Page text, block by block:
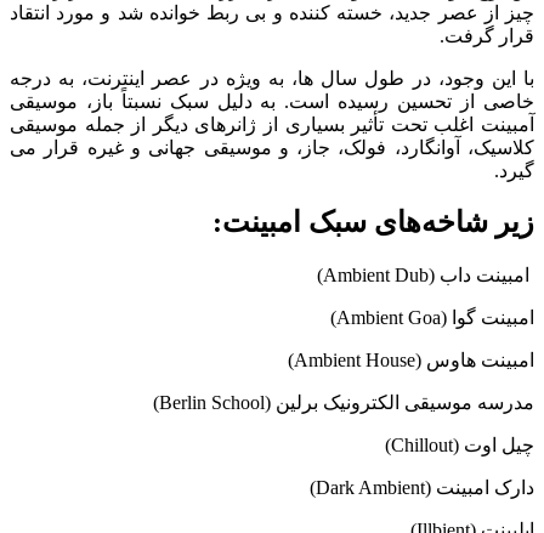
چیز از عصر جدید، خسته کننده و بی ربط خوانده شد و مورد انتقاد
قرار گرفت.
با این وجود، در طول سال ها، به ویژه در عصر اینترنت، به درجه
خاصی از تحسین رسیده است. به دلیل سبک نسبتاً باز، موسیقی
آمبینت اغلب تحت تأثیر بسیاری از ژانرهای دیگر از جمله موسیقی
کلاسیک، آوانگارد، فولک، جاز، و موسیقی جهانی و غیره قرار می
گیرد.
زیر شاخه‌های سبک امبینت:
امبینت داب (Ambient Dub)
امبینت گوا (Ambient Goa)
امبینت هاوس (Ambient House)
مدرسه موسیقی الکترونیک برلین (Berlin School)
چیل اوت (Chillout)
دارک امبینت (Dark Ambient)